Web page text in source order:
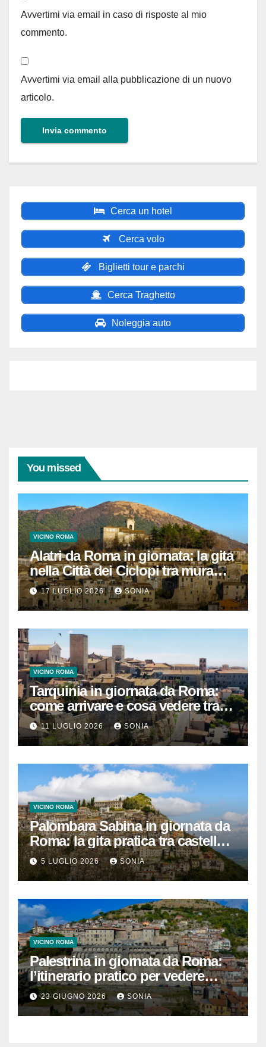
Avvertimi via email in caso di risposte al mio
commento.
Avvertimi via email alla pubblicazione di un nuovo
articolo.
Cerca un hotel
Cerca volo
Biglietti tour e parchi
Cerca Traghetto
Noleggia auto
You missed
VICINO ROMA
Alatri da Roma in giornata: la gita
nella Città dei Ciclopi tra mura
megalitiche, vicoli medievali e
panorami di Ciociaria
17 LUGLIO 2026 SONIA
VICINO ROMA
Tarquinia in giornata da Roma:
come arrivare e cosa vedere tra
necropoli etrusca, museo e
centro storico
11 LUGLIO 2026 SONIA
VICINO ROMA
Palombara Sabina in giornata da
Roma: la gita pratica tra castello,
vicoli e Terme di Cretone
5 LUGLIO 2026 SONIA
VICINO ROMA
Palestrina in giornata da Roma:
l’itinerario pratico per vedere
Santuario, Museo e centro
storico
23 GIUGNO 2026 SONIA